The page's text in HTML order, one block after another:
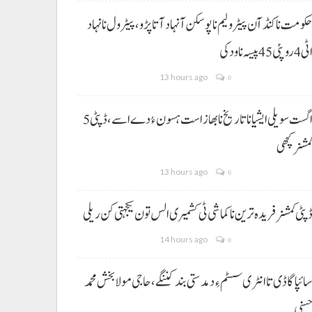
حکومت نا کنڈ آن پیٹرولیم نا پوسکن آ نہاد آتا پڑو،پیٹرول نا نہاد
اٹی 4 روپئی 45 پیسہ نا ودکی
13 hours ago 0
5 اگست سویلی ایشیا نا تاریخ نا بھاز است ہسون ءُ دے اسے،ڈپٹی
کمشنر کچھی
13 hours ago 0
ڈپٹی کمشنر فریدہ ترین نا کماشی ٹی کشمیری الس تون یکجہتی کن ریلی
14 hours ago 0
سائپا گاڈی تا انٹری سسٹم ءِ دمدستی بند کننگے، حاجی مولا بخش محمد